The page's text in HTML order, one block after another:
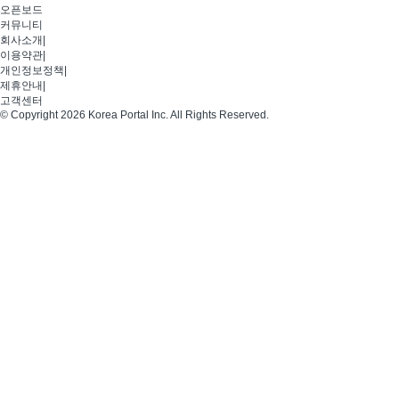
오픈보드
커뮤니티
회사소개
이용약관
개인정보정책
제휴안내
고객센터
© Copyright 2026 Korea Portal Inc. All Rights Reserved.